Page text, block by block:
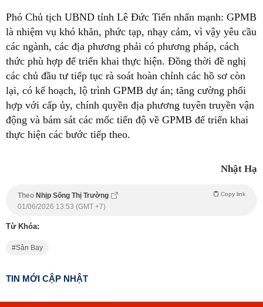
Phó Chủ tịch UBND tỉnh Lê Đức Tiến nhấn mạnh: GPMB
là nhiệm vụ khó khăn, phức tạp, nhạy cảm, vì vậy yêu cầu
các ngành, các địa phương phải có phương pháp, cách
thức phù hợp để triển khai thực hiện. Đồng thời đề nghị
các chủ đầu tư tiếp tục rà soát hoàn chỉnh các hồ sơ còn
lại, có kế hoạch, lộ trình GPMB dự án; tăng cường phối
hợp với cấp ủy, chính quyền địa phương tuyên truyền vận
động và bám sát các mốc tiến độ về GPMB để triển khai
thực hiện các bước tiếp theo.
Nhật Hạ
Theo Nhịp Sống Thị Trường Copy link
01/06/2026 13:53 (GMT +7)
Từ Khóa:
Sân Bay
TIN MỚI CẬP NHẬT